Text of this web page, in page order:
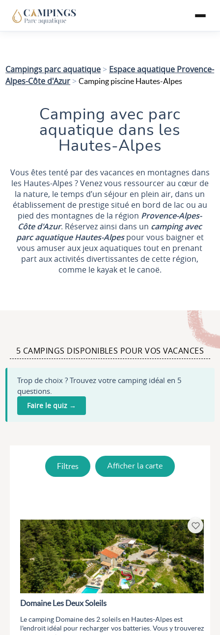
Campings parc aquatique > Espace aquatique Provence-
Alpes-Côte d'Azur >Camping piscine Hautes-Alpes
Camping avec parc
aquatique dans les
Hautes-Alpes
Vous êtes tenté par des vacances en montagnes dans
les Hautes-Alpes ? Venez vous ressourcer au cœur de
la nature, le temps d’un séjour en plein air, dans un
établissement de prestige situé en bord de lac ou au
pied des montagnes de la région Provence-Alpes-
Côte d'Azur. Réservez ainsi dans un camping avec
parc aquatique Hautes-Alpespour vous baigner et
vous amuser aux jeux aquatiques tout en prenant
part aux activités divertissantes de cette région,
comme le kayak et le canoë.
5 CAMPINGS DISPONIBLES POUR VOS VACANCES
Trop de choix ? Trouvez votre camping idéal en 5
questions.
Faire le quiz →
Filtres Afficher la carte
Domaine Les Deux Soleils
Le camping Domaine des 2 soleils en Hautes-Alpes est
l'endroit idéal pour recharger vos batteries. Vous y trouverez